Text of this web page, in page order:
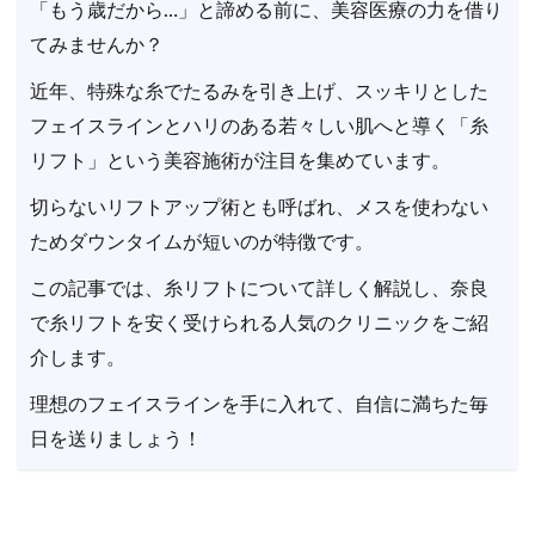
「もう歳だから…」と諦める前に、美容医療の力を借り
てみませんか？
近年、特殊な糸でたるみを引き上げ、スッキリとした
フェイスラインとハリのある若々しい肌へと導く「糸
リフト」という美容施術が注目を集めています。
切らないリフトアップ術とも呼ばれ、メスを使わない
ためダウンタイムが短いのが特徴です。
この記事では、糸リフトについて詳しく解説し、奈良
で糸リフトを安く受けられる人気のクリニックをご紹
介します。
理想のフェイスラインを手に入れて、自信に満ちた毎
日を送りましょう！